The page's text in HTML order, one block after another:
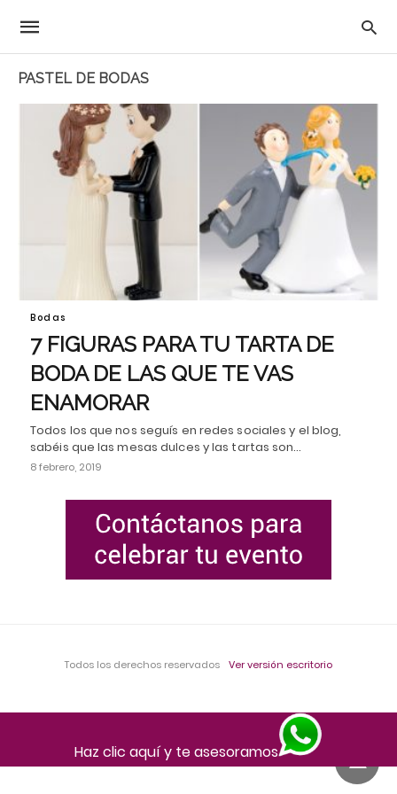
PASTEL DE BODAS
Bodas
7 FIGURAS PARA TU TARTA DE
BODA DE LAS QUE TE VAS
ENAMORAR
Todos los que nos seguís en redes sociales y el blog,
sabéis que las mesas dulces y las tartas son…
8 febrero, 2019
Todos los derechos reservados Ver versión escritorio
Haz clic aquí y te asesoramos